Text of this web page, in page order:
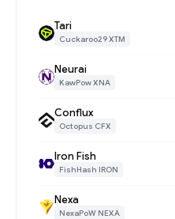
Tari
Cuckaroo29 XTM
Neurai
KawPow XNA
Conflux
Octopus CFX
Iron Fish
FishHash IRON
Nexa
NexaPoW NEXA